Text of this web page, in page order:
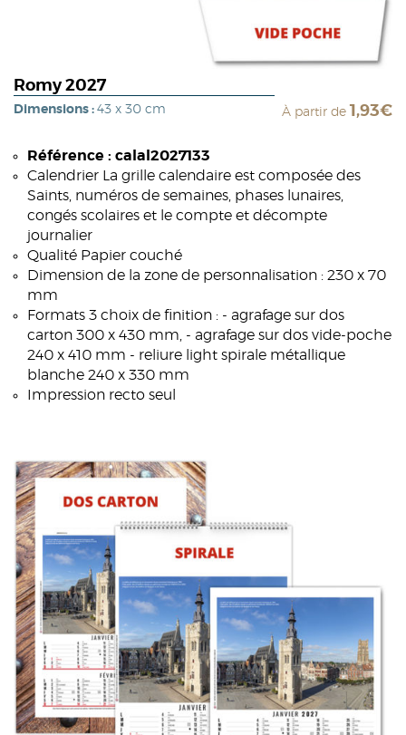
Romy 2027
Dimensions : 43 x 30 cm À partir de 1,93€
Référence : calal2027133
Calendrier La grille calendaire est composée des
Saints, numéros de semaines, phases lunaires,
congés scolaires et le compte et décompte
journalier
Qualité Papier couché
Dimension de la zone de personnalisation : 230 x 70
mm
Formats 3 choix de finition : - agrafage sur dos
carton 300 x 430 mm, - agrafage sur dos vide-poche
240 x 410 mm - reliure light spirale métallique
blanche 240 x 330 mm
Impression recto seul